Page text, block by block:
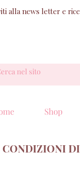
alla news letter e
Shop